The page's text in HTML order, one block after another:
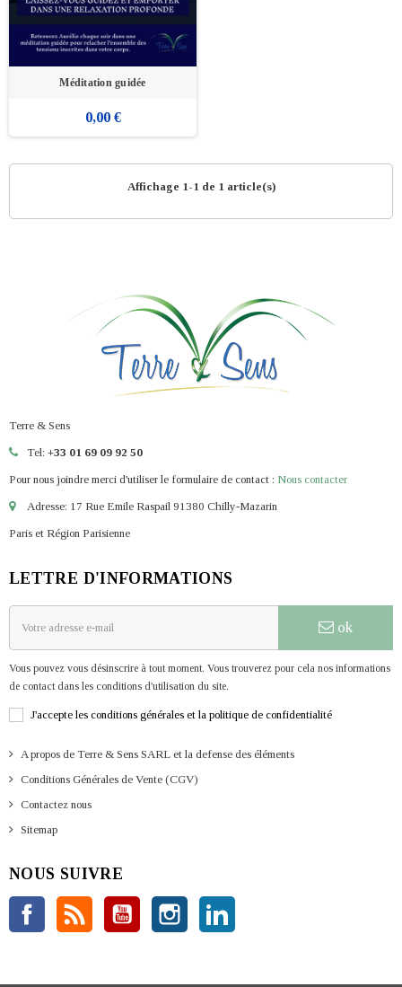
Méditation guidée
0,00 €
Affichage 1-1 de 1 article(s)
Terre & Sens
Tel: +33 01 69 09 92 50
Pour nous joindre merci d'utiliser le formulaire de contact : Nous contacter
Adresse: 17 Rue Emile Raspail 91380 Chilly-Mazarin
Paris et Région Parisienne
LETTRE D'INFORMATIONS
ok
Vous pouvez vous désinscrire à tout moment. Vous trouverez pour cela nos informations
de contact dans les conditions d'utilisation du site.
J'accepte les conditions générales et la politique de confidentialité
A propos de Terre & Sens SARL et la defense des éléments
Conditions Générales de Vente (CGV)
Contactez nous
Sitemap
NOUS SUIVRE
Facebook YouTube Instagram